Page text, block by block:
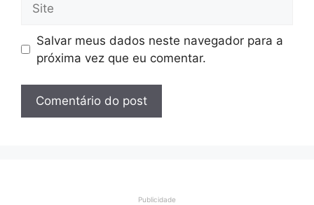
Salvar meus dados neste navegador para a
próxima vez que eu comentar.
Publicidade